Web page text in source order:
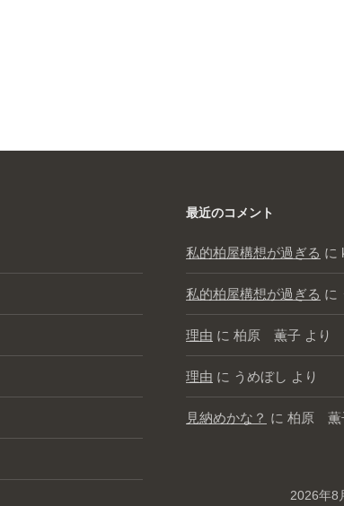
最近のコメント
私的柏屋構想が過ぎる に
私的柏屋構想が過ぎる に
理由 に 柏原 薫子 より
理由 に うめぼし より
見納めかな？ に 柏原 薫
2026年8